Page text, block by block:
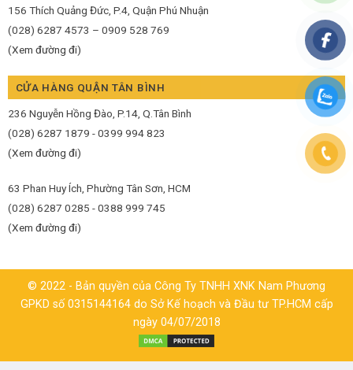
156 Thích Quảng Đức, P.4, Quận Phú Nhuận
(028) 6287 4573 – 0909 528 769
(Xem đường đi)
CỬA HÀNG QUẬN TÂN BÌNH
236 Nguyễn Hồng Đào, P.14, Q.Tân Bình
(028) 6287 1879 - 0399 994 823
(Xem đường đi)
63 Phan Huy Ích, Phường Tân Sơn, HCM
(028) 6287 0285 - 0388 999 745
(Xem đường đi)
© 2022 - Bản quyền của Công Ty TNHH XNK Nam Phương
GPKD số 0315144164 do Sở Kế hoạch và Đầu tư TP.HCM cấp
ngày 04/07/2018